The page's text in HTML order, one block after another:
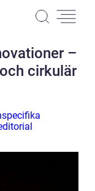
–
cirkulär